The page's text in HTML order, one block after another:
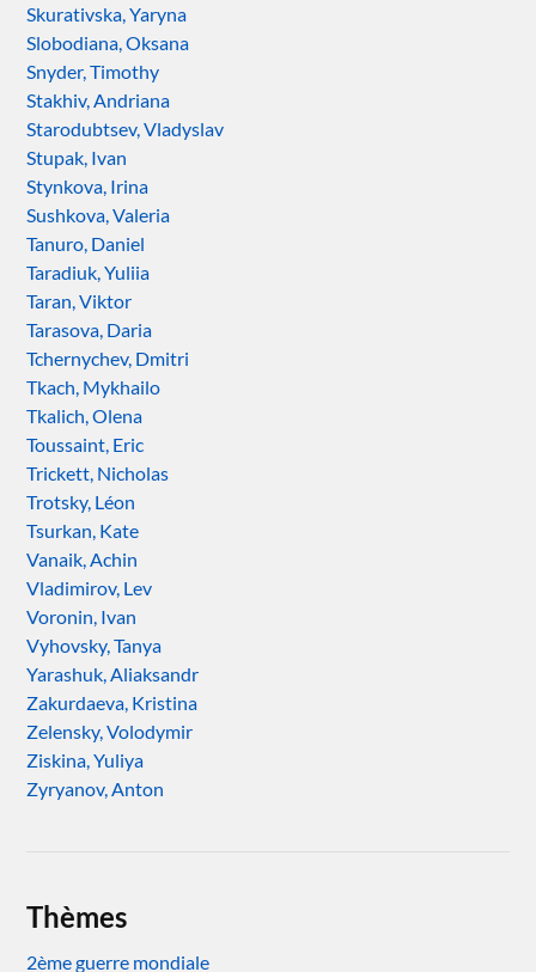
Skurativska, Yaryna
Slobodiana, Oksana
Snyder, Timothy
Stakhiv, Andriana
Starodubtsev, Vladyslav
Stupak, Ivan
Stynkova, Irina
Sushkova, Valeria
Tanuro, Daniel
Taradiuk, Yuliia
Taran, Viktor
Tarasova, Daria
Tchernychev, Dmitri
Tkach, Mykhailo
Tkalich, Olena
Toussaint, Eric
Trickett, Nicholas
Trotsky, Léon
Tsurkan, Kate
Vanaik, Achin
Vladimirov, Lev
Voronin, Ivan
Vyhovsky, Tanya
Yarashuk, Aliaksandr
Zakurdaeva, Kristina
Zelensky, Volodymir
Ziskina, Yuliya
Zyryanov, Anton
Thèmes
2ème guerre mondiale